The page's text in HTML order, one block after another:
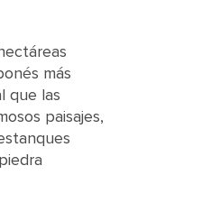
más
que las
paisajes,